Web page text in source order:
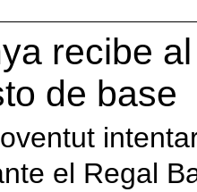
recibe
de base
el Regal